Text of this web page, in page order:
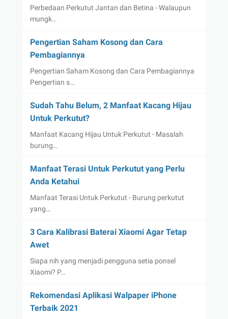
Perbedaan Perkutut Jantan dan Betina - Walaupun
mungk…
Pengertian Saham Kosong dan Cara
Pembagiannya
Pengertian Saham Kosong dan Cara Pembagiannya
Pengertian s…
Sudah Tahu Belum, 2 Manfaat Kacang Hijau
Untuk Perkutut?
Manfaat Kacang Hijau Untuk Perkutut - Masalah
burung…
Manfaat Terasi Untuk Perkutut yang Perlu
Anda Ketahui
Manfaat Terasi Untuk Perkutut - Burung perkutut
yang…
3 Cara Kalibrasi Baterai Xiaomi Agar Tetap
Awet
Siapa nih yang menjadi pengguna setia ponsel
Xiaomi? P…
Rekomendasi Aplikasi Walpaper iPhone
Terbaik 2021